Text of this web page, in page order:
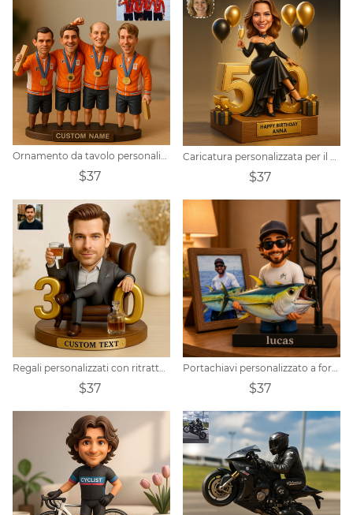
Ornamento da tavolo personalizzato con foto a figura intera raffigurante un canottaggio
$37 $37
$37 $37